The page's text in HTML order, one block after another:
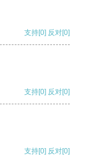
支持[0] 反对[0]
支持[0] 反对[0]
支持[0] 反对[0]